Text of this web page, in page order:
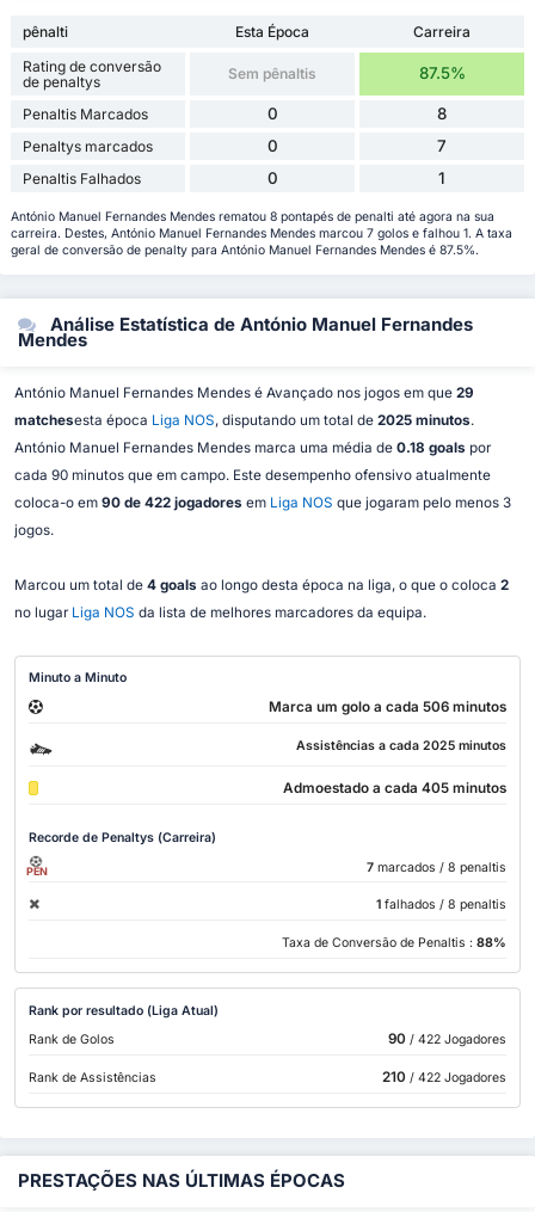
pênalti Esta Época
Carreira
Rating de conversão
de penaltys
Sem pênaltis 87.5%
Penaltis Marcados 0 8
Penaltys marcados 0 7
Penaltis Falhados 0 1
António Manuel Fernandes Mendes rematou 8 pontapés de penalti até agora na sua
carreira. Destes, António Manuel Fernandes Mendes marcou 7 golos e falhou 1. A taxa
geral de conversão de penalty para António Manuel Fernandes Mendes é 87.5%.
Análise Estatística de António Manuel Fernandes
Mendes
António Manuel Fernandes Mendes é Avançado nos jogos em que 29
matchesesta época Liga NOS, disputando um total de 2025 minutos.
António Manuel Fernandes Mendes marca uma média de 0.18 goals por
cada 90 minutos que em campo. Este desempenho ofensivo atualmente
coloca-o em 90 de 422 jogadores em Liga NOS que jogaram pelo menos 3
jogos.
Marcou um total de 4 goals ao longo desta época na liga, o que o coloca 2
no lugar Liga NOS da lista de melhores marcadores da equipa.
Minuto a Minuto
Marca um golo a cada 506 minutos
Assistências a cada 2025 minutos
Admoestado a cada 405 minutos
Recorde de Penaltys (Carreira)
PEN 7 marcados / 8 penaltis
1 falhados / 8 penaltis
Taxa de Conversão de Penaltis : 88%
Rank por resultado (Liga Atual)
Rank de Golos
90 / 422 Jogadores
Rank de Assistências 210 / 422 Jogadores
PRESTAÇÕES NAS ÚLTIMAS ÉPOCAS